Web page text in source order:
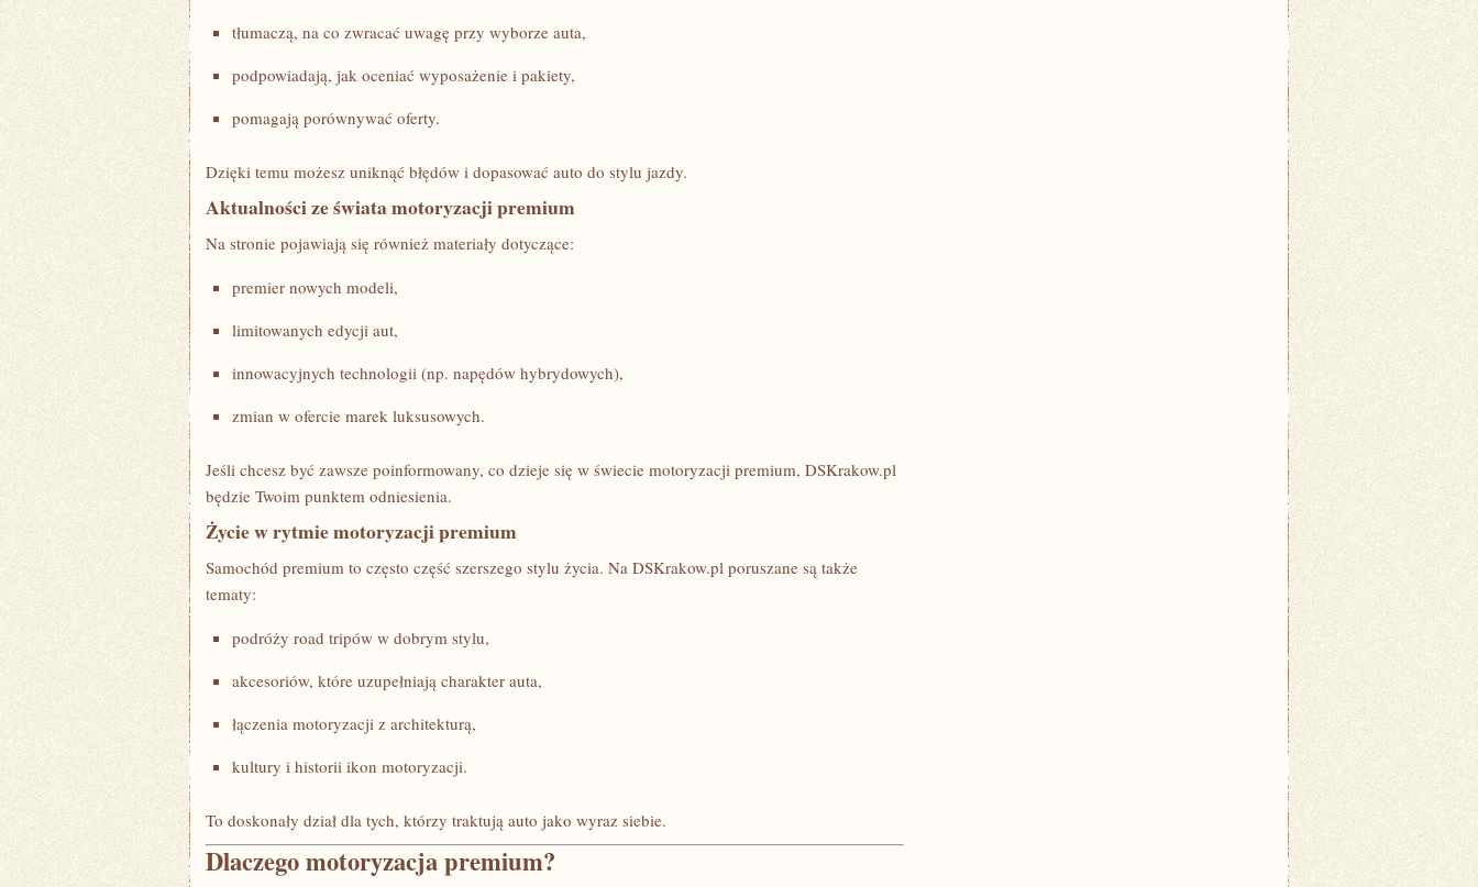
tłumaczą, na co zwracać uwagę przy wyborze auta,
podpowiadają, jak oceniać wyposażenie i pakiety,
pomagają porównywać oferty.
Dzięki temu możesz uniknąć błędów i dopasować auto do stylu jazdy.
Aktualności ze świata motoryzacji premium
Na stronie pojawiają się również materiały dotyczące:
premier nowych modeli,
limitowanych edycji aut,
innowacyjnych technologii (np. napędów hybrydowych),
zmian w ofercie marek luksusowych.
Jeśli chcesz być zawsze poinformowany, co dzieje się w świecie motoryzacji premium, DSKrakow.pl
będzie Twoim punktem odniesienia.
Życie w rytmie motoryzacji premium
Samochód premium to często część szerszego stylu życia. Na DSKrakow.pl poruszane są także
tematy:
podróży road tripów w dobrym stylu,
akcesoriów, które uzupełniają charakter auta,
łączenia motoryzacji z architekturą,
kultury i historii ikon motoryzacji.
To doskonały dział dla tych, którzy traktują auto jako wyraz siebie.
Dlaczego motoryzacja premium?